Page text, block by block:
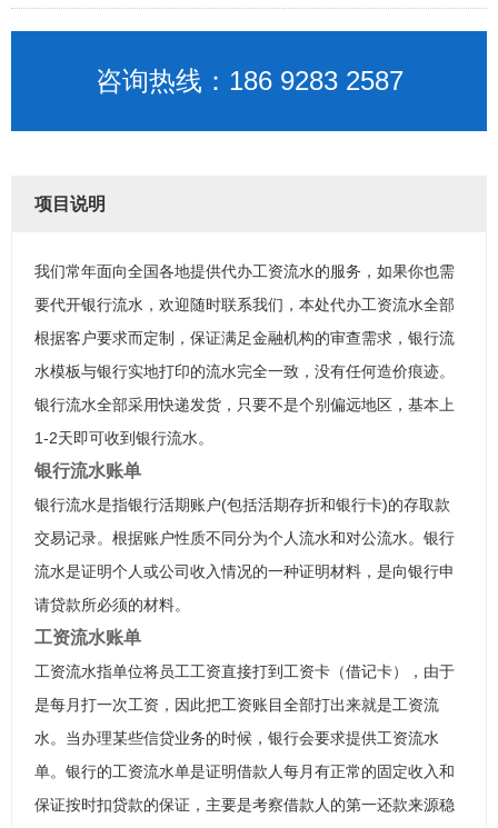
咨询热线：186 9283 2587
项目说明
我们常年面向全国各地提供代办工资流水的服务，如果你也需
要代开银行流水，欢迎随时联系我们，本处代办工资流水全部
根据客户要求而定制，保证满足金融机构的审查需求，银行流
水模板与银行实地打印的流水完全一致，没有任何造价痕迹。
银行流水全部采用快递发货，只要不是个别偏远地区，基本上
1-2天即可收到银行流水。
银行流水账单
银行流水是指银行活期账户(包括活期存折和银行卡)的存取款
交易记录。根据账户性质不同分为个人流水和对公流水。银行
流水是证明个人或公司收入情况的一种证明材料，是向银行申
请贷款所必须的材料。
工资流水账单
工资流水指单位将员工工资直接打到工资卡（借记卡），由于
是每月打一次工资，因此把工资账目全部打出来就是工资流
水。当办理某些信贷业务的时候，银行会要求提供工资流水
单。银行的工资流水单是证明借款人每月有正常的固定收入和
保证按时扣贷款的保证，主要是考察借款人的第一还款来源稳